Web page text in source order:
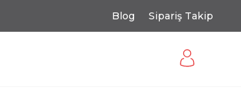
Blog Sipariş Takip